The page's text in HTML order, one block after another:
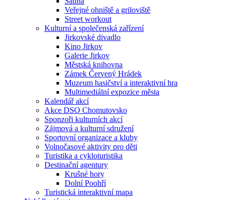
Veřejné ohniště a griloviště
Street workout
Kulturní a společenská zařízení
Jirkovské divadlo
Kino Jirkov
Galerie Jirkov
Městská knihovna
Zámek Červený Hrádek
Muzeum hasičství a interaktivní hra
Multimediální expozice města
Kalendář akcí
Akce DSO Chomutovsko
Sponzoři kulturních akcí
Zájmová a kulturní sdružení
Sportovní organizace a kluby
Volnočasové aktivity pro děti
Turistika a cykloturistika
Destinační agentury
Krušné hory
Dolní Poohří
Turistická interaktivní mapa